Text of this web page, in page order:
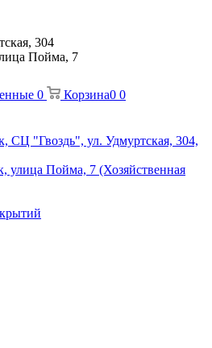
304
Пойма, 7
0 Корзина0 0
СЦ "Гвоздь", ул. Удмуртская, 304,
улица Пойма, 7 (Хозяйственная